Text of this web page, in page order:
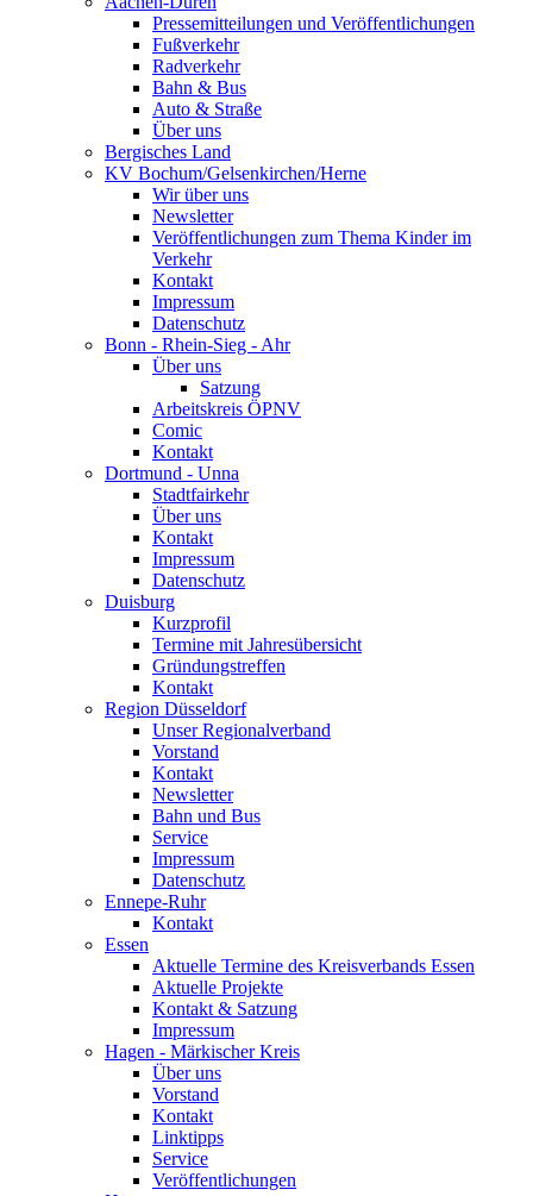
Pressemitteilungen und Veröffentlichungen
Fußverkehr
Radverkehr
Bahn & Bus
Auto & Straße
Über uns
Bergisches Land
KV Bochum/Gelsenkirchen/Herne
Wir über uns
Newsletter
Veröffentlichungen zum Thema Kinder im
Verkehr
Kontakt
Impressum
Datenschutz
Bonn - Rhein-Sieg - Ahr
Über uns
Satzung
Arbeitskreis ÖPNV
Comic
Kontakt
Dortmund - Unna
Stadtfairkehr
Über uns
Kontakt
Impressum
Datenschutz
Duisburg
Kurzprofil
Termine mit Jahresübersicht
Gründungstreffen
Kontakt
Region Düsseldorf
Unser Regionalverband
Vorstand
Kontakt
Newsletter
Bahn und Bus
Service
Impressum
Datenschutz
Ennepe-Ruhr
Kontakt
Essen
Aktuelle Termine des Kreisverbands Essen
Aktuelle Projekte
Kontakt & Satzung
Impressum
Hagen - Märkischer Kreis
Über uns
Vorstand
Kontakt
Linktipps
Service
Veröffentlichungen